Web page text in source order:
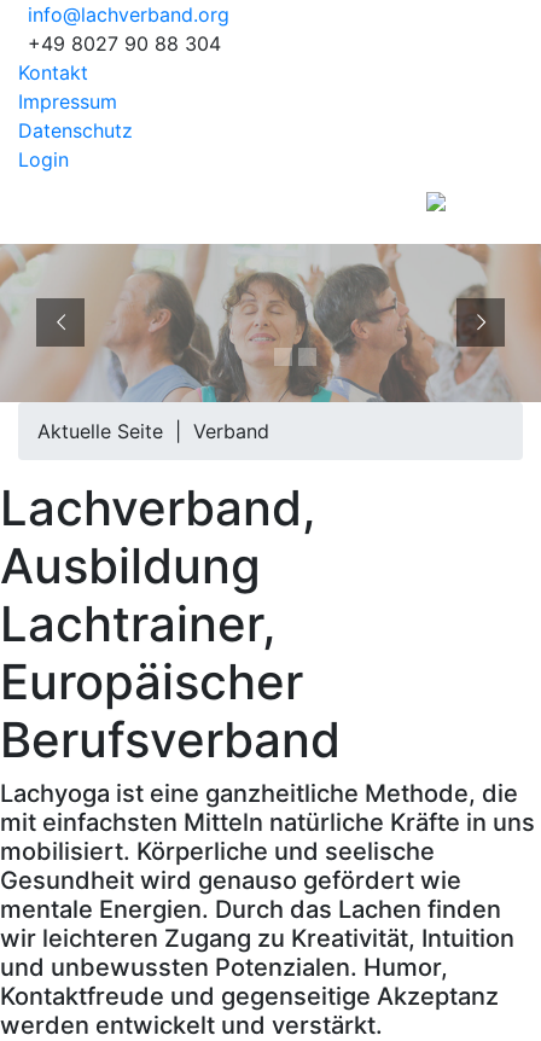
info@lachverband.org
+49 8027 90 88 304
Kontakt
Impressum
Datenschutz
Login
EUROPÄISCHERBERUFSVERBAND
Aktuelle Seite | Verband
Lachverband,
Ausbildung
Lachtrainer,
Europäischer
Berufsverband
Lachyoga ist eine ganzheitliche Methode, die
mit einfachsten Mitteln natürliche Kräfte in uns
mobilisiert. Körperliche und seelische
Gesundheit wird genauso gefördert wie
mentale Energien. Durch das Lachen finden
wir leichteren Zugang zu Kreativität, Intuition
und unbewussten Potenzialen. Humor,
Kontaktfreude und gegenseitige Akzeptanz
werden entwickelt und verstärkt.